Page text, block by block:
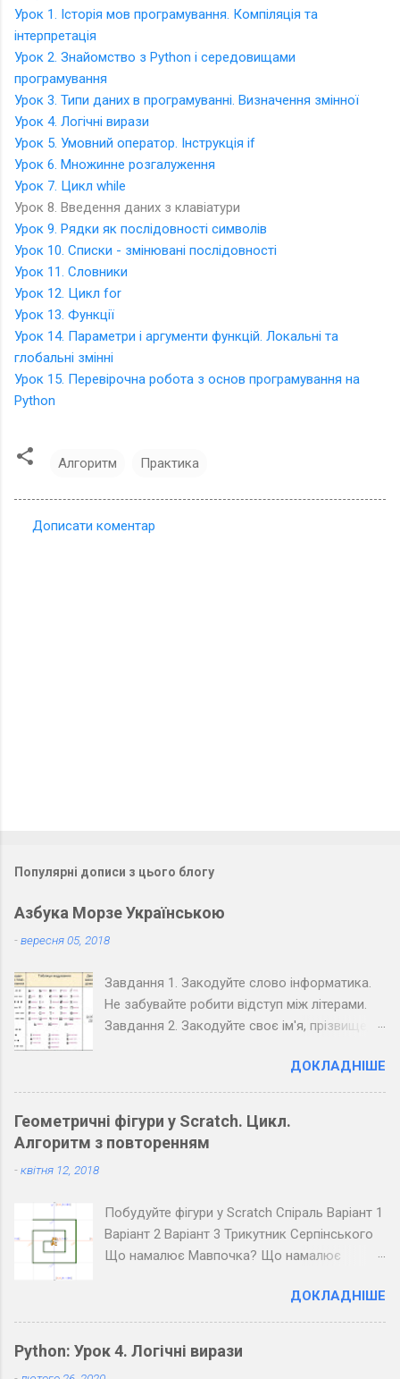
Урок 1. Історія мов програмування. Компіляція та
інтерпретація
Урок 2. Знайомство з Python і середовищами
програмування
Урок 3. Типи даних в програмуванні. Визначення змінної
Урок 4. Логічні вирази
Урок 5. Умовний оператор. Інструкція if
Урок 6. Множинне розгалуження
Урок 7. Цикл while
Урок 8. Введення даних з клавіатури
Урок 9. Рядки як послідовності символів
Урок 10. Списки - змінювані послідовності
Урок 11. Cловники
Урок 12. Цикл for
Урок 13. Функції
Урок 14. Параметри і аргументи функцій. Локальні та
глобальні змінні
Урок 15. Перевірочна робота з основ програмування на
Python
Алгоритм Практика
Дописати коментар
Популярні дописи з цього блогу
Азбука Морзе Українською
-вересня 05, 2018
Завдання 1. Закодуйте слово інформатика.
Не забувайте робити відступ між літерами.
Завдання 2. Закодуйте своє ім'я, прізвище,
3. Закодуйте повідомлення, обміняйтеся
зошитами зі своїм товаришем по парті та
розкодуйте повідомлення товариша.
Запишіть розкодоване повідомлення.
Завдання 4. Закодуйте повідомлення для
паузи між буквами, ще довші між словами).
Розкодуйте повідомлення своїх товаришів.
ДОКЛАДНІШЕ
Геометричні фігури у Scratch. Цикл.
Алгоритм з повторенням
-квітня 12, 2018
Побудуйте фігури у Scratch Спіраль Варіант 1
Варіант 2 Варіант 3 Трикутник Серпінського
Що намалює Мавпочка? Що намалює
ДОКЛАДНІШЕ
Python: Урок 4. Логічні вирази